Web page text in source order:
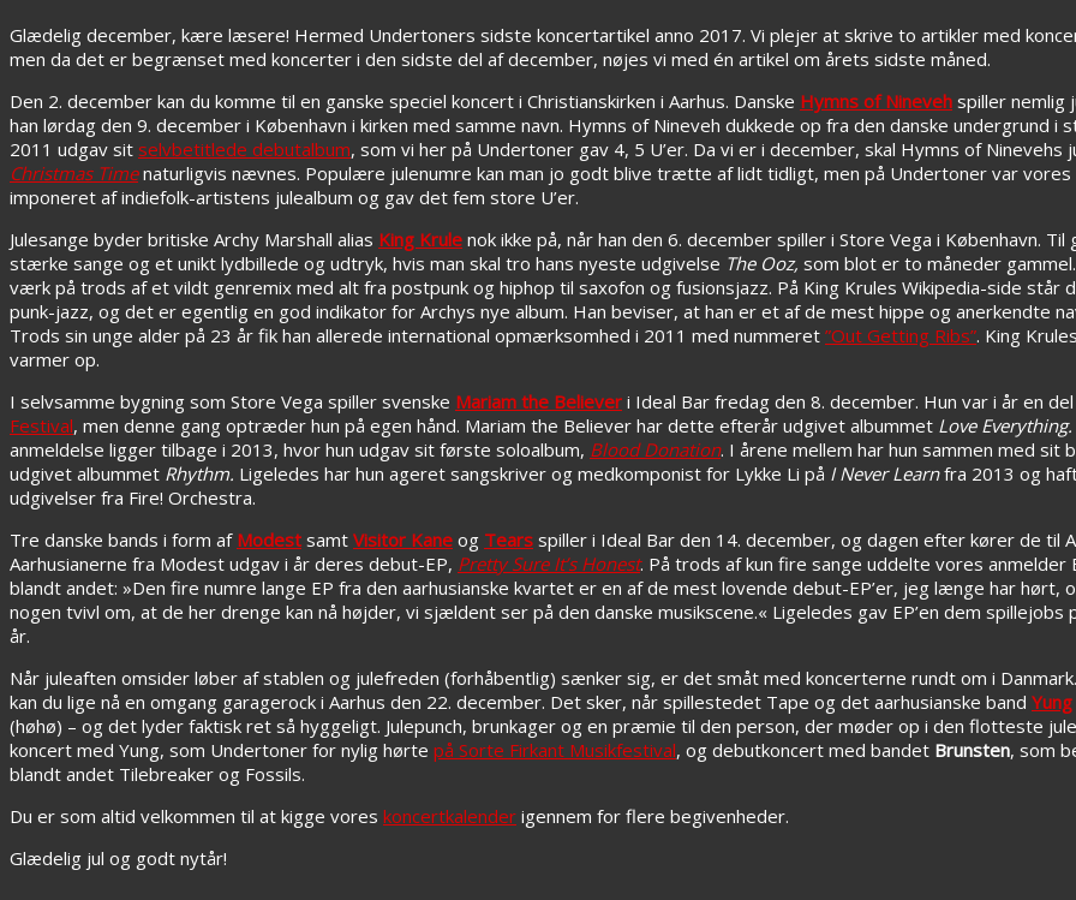
Glædelig december, kære læsere! Hermed Undertoners sidste koncertartikel anno 2017. Vi plejer at skrive to artikler med
men da det er begrænset med koncerter i den sidste del af december, nøjes vi med én artikel om årets sidste måned.
Den 2. december kan du komme til en ganske speciel koncert i Christianskirken i Aarhus. Danske Hymns of Nineveh spiller nemlig
han lørdag den 9. december i København i kirken med samme navn. Hymns of Nineveh dukkede op fra den danske undergrund i
2011 udgav sit selvbetitlede debutalbum, som vi her på Undertoner gav 4, 5 U’er. Da vi er i december, skal Hymns of Ninevehs
Christmas Timenaturligvis nævnes. Populære julenumre kan man jo godt blive trætte af lidt tidligt, men på Undertoner var vores
imponeret af indiefolk-artistens julealbum og gav det fem store U’er.
Julesange byder britiske Archy Marshall alias King Krule nok ikke på, når han den 6. december spiller i Store Vega i København.
stærke sange og et unikt lydbillede og udtryk, hvis man skal tro hans nyeste udgivelse The Ooz, som blot er to måneder
værk på trods af et vildt genremix med alt fra postpunk og hiphop til saxofon og fusionsjazz. På King Krules Wikipedia-side står
punk-jazz, og det er egentlig en god indikator for Archys nye album. Han beviser, at han er et af de mest hippe og anerkendte
Trods sin unge alder på 23 år fik han allerede international opmærksomhed i 2011 med nummeret ”Out Getting Ribs”. King
varmer op.
I selvsamme bygning som Store Vega spiller svenske Mariam the Believer i Ideal Bar fredag den 8. december. Hun var i år en
Festival, men denne gang optræder hun på egen hånd. Mariam the Believer har dette efterår udgivet albummet Love Everything.
anmeldelse ligger tilbage i 2013, hvor hun udgav sit første soloalbum, Blood Donation. I årene mellem har hun sammen med sit
udgivet albummet Rhythm. Ligeledes har hun ageret sangskriver og medkomponist for Lykke Li på I Never Learnfra 2013 og
udgivelser fra Fire! Orchestra.
Tre danske bands i form af Modest samt Visitor Kane og Tears spiller i Ideal Bar den 14. december, og dagen efter kører de til
Aarhusianerne fra Modest udgav i år deres debut-EP, Pretty Sure It’s Honest. På trods af kun fire sange uddelte vores anmelder
blandt andet: »Den fire numre lange EP fra den aarhusianske kvartet er en af de mest lovende debut-EP’er, jeg længe har hørt,
nogen tvivl om, at de her drenge kan nå højder, vi sjældent ser på den danske musikscene.« Ligeledes gav EP’en dem spillejobs
år.
Når juleaften omsider løber af stablen og julefreden (forhåbentlig) sænker sig, er det småt med koncerterne rundt om i
kan du lige nå en omgang garagerock i Aarhus den 22. december. Det sker, når spillestedet Tape og det aarhusianske band Yung
(høhø) – og det lyder faktisk ret så hyggeligt. Julepunch, brunkager og en præmie til den person, der møder op i den flotteste
koncert med Yung, som Undertoner for nylig hørte på Sorte Firkant Musikfestival, og debutkoncert med bandet Brunsten, som
blandt andet Tilebreaker og Fossils.
Du er som altid velkommen til at kigge vores koncertkalender igennem for flere begivenheder.
Glædelig jul og godt nytår!